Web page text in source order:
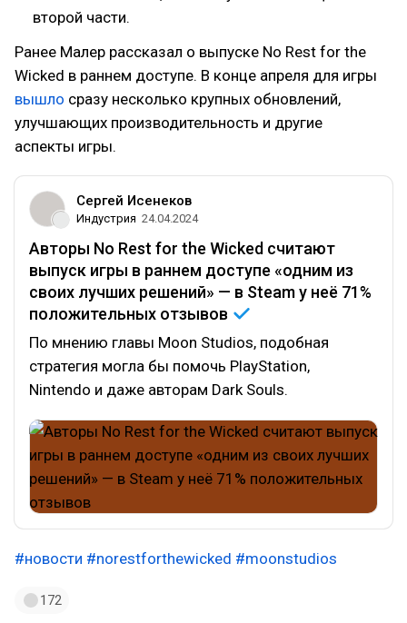
второй части.
Ранее Малер рассказал о выпуске No Rest for the
Wicked в раннем доступе. В конце апреля для игры
вышло сразу несколько крупных обновлений,
улучшающих производительность и другие
аспекты игры.
Сергей Исенеков
Индустрия 24.04.2024
Авторы No Rest for the Wicked считают
выпуск игры в раннем доступе «одним из
своих лучших решений» — в Steam у неё 71%
положительных отзывов
По мнению главы Moon Studios, подобная
стратегия могла бы помочь PlayStation,
Nintendo и даже авторам Dark Souls.
#новости #norestforthewicked #moonstudios
172